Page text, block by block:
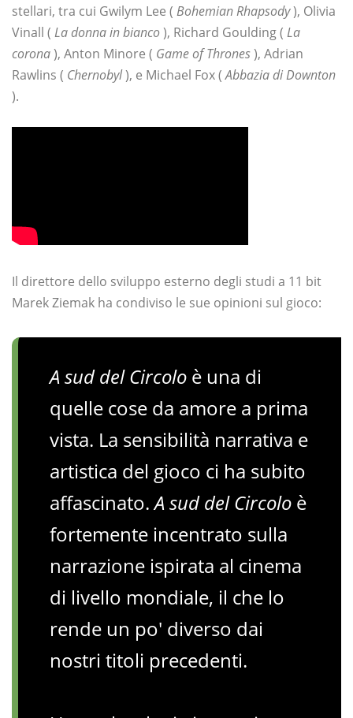
stellari, tra cui Gwilym Lee ( Bohemian Rhapsody), Olivia
Vinall ( La donna in bianco), Richard Goulding ( La
corona), Anton Minore ( Game of Thrones), Adrian
Rawlins ( Chernobyl), e Michael Fox (Abbazia di Downton
).
Il direttore dello sviluppo esterno degli studi a 11 bit
Marek Ziemak ha condiviso le sue opinioni sul gioco:
A sud del Circolo è una di
quelle cose da amore a prima
vista. La sensibilità narrativa e
artistica del gioco ci ha subito
affascinato.A sud del Circolo è
fortemente incentrato sulla
narrazione ispirata al cinema
di livello mondiale, il che lo
rende un po' diverso dai
nostri titoli precedenti.